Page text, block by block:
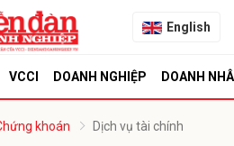
English
VCCI DOANH NGHIỆP DOANH
khoán Dịch vụ tài chính